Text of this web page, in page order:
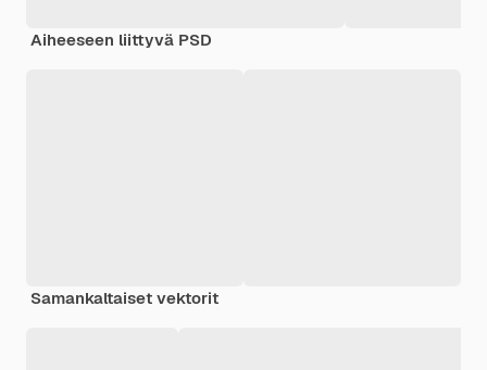
Aiheeseen liittyvä PSD
Samankaltaiset vektorit